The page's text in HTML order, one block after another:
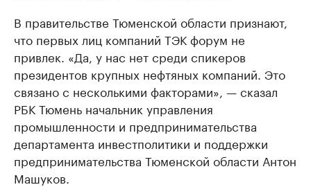
В правительстве Тюменской области признают,
что первых лиц компаний ТЭК форум не
привлек. «Да, у нас нет среди спикеров
президентов крупных нефтяных компаний. Это
связано с несколькими факторами», — сказал
РБК Тюмень начальник управления
промышленности и предпринимательства
департамента инвестполитики и поддержки
предпринимательства Тюменской области Антон
Машуков.